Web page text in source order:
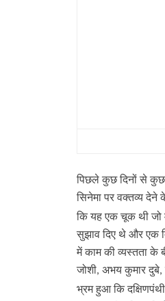
पिछले कुछ दिनों से कुछ
सिनेमा पर वक्तव्य देने
कि यह एक चूक थी जो
सुझाव दिए थे और एक
में काम की व्यस्तता के
जोशी, अभय कुमार दुबे,
भ्रम हुआ कि